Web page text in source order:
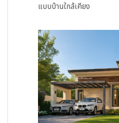
แบบบ้านใกล้เคียง